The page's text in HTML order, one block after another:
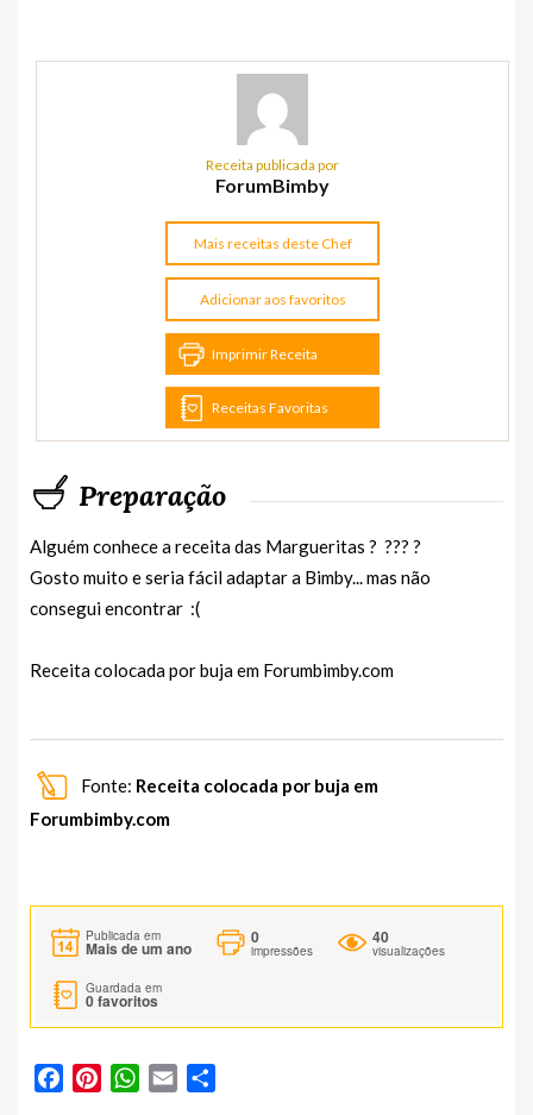
Receita publicada por
ForumBimby
Mais receitas deste Chef
Adicionar aos favoritos
Imprimir Receita
Receitas Favoritas
Preparação
Alguém conhece a receita das Margueritas ? ??? ?
Gosto muito e seria fácil adaptar a Bimby... mas não
consegui encontrar :(
Receita colocada por buja em Forumbimby.com
Fonte: Receita colocada por buja em
Forumbimby.com
Publicada em
Mais de um ano
0
impressões
40
visualizações
Guardada em
0favoritos
FacebookPinterestWhatsApp
Email